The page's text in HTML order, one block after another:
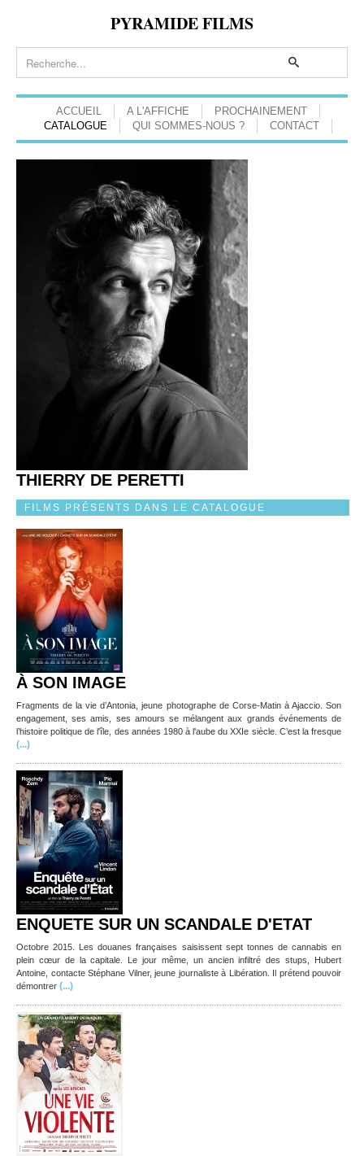
PYRAMIDE FILMS
ACCUEIL A L'AFFICHE
PROCHAINEMENT
CATALOGUE
QUI SOMMES-NOUS ? CONTACT
THIERRY DE PERETTI
FILMS PRÉSENTS DANS LE CATALOGUE
À SON IMAGE
Fragments de la vie d’Antonia, jeune photographe de Corse-Matin à Ajaccio. Son
engagement, ses amis, ses amours se mélangent aux grands événements de
l’histoire politique de l'île, des années 1980 à l'aube du XXIe siècle. C’est la fresque
(...)
ENQUETE SUR UN SCANDALE D'ETAT
Octobre 2015. Les douanes françaises saisissent sept tonnes de cannabis en
plein cœur de la capitale. Le jour même, un ancien infiltré des stups, Hubert
Antoine, contacte Stéphane Vilner, jeune journaliste à Libération. Il prétend pouvoir
démontrer (...)